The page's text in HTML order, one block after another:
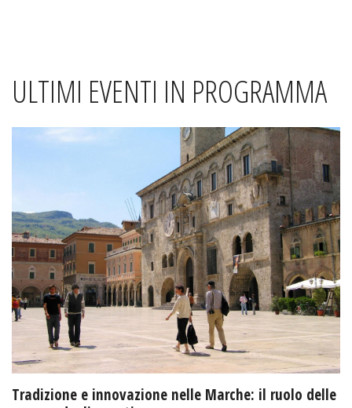
ULTIMI EVENTI IN PROGRAMMA
Tradizione e innovazione nelle Marche: il ruolo delle